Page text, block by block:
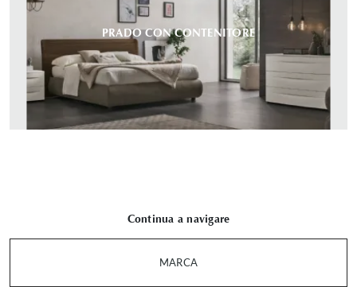
PRADO CON CONTENITORE
Continua a navigare
MARCA